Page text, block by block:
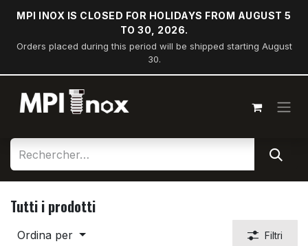
Passa al contenuto
MPI INOX IS CLOSED FOR HOLIDAYS FROM AUGUST 5
TO 30, 2026.
Orders placed during this period will be shipped starting August
30.
Tutti i prodotti
Ordina per Filtri